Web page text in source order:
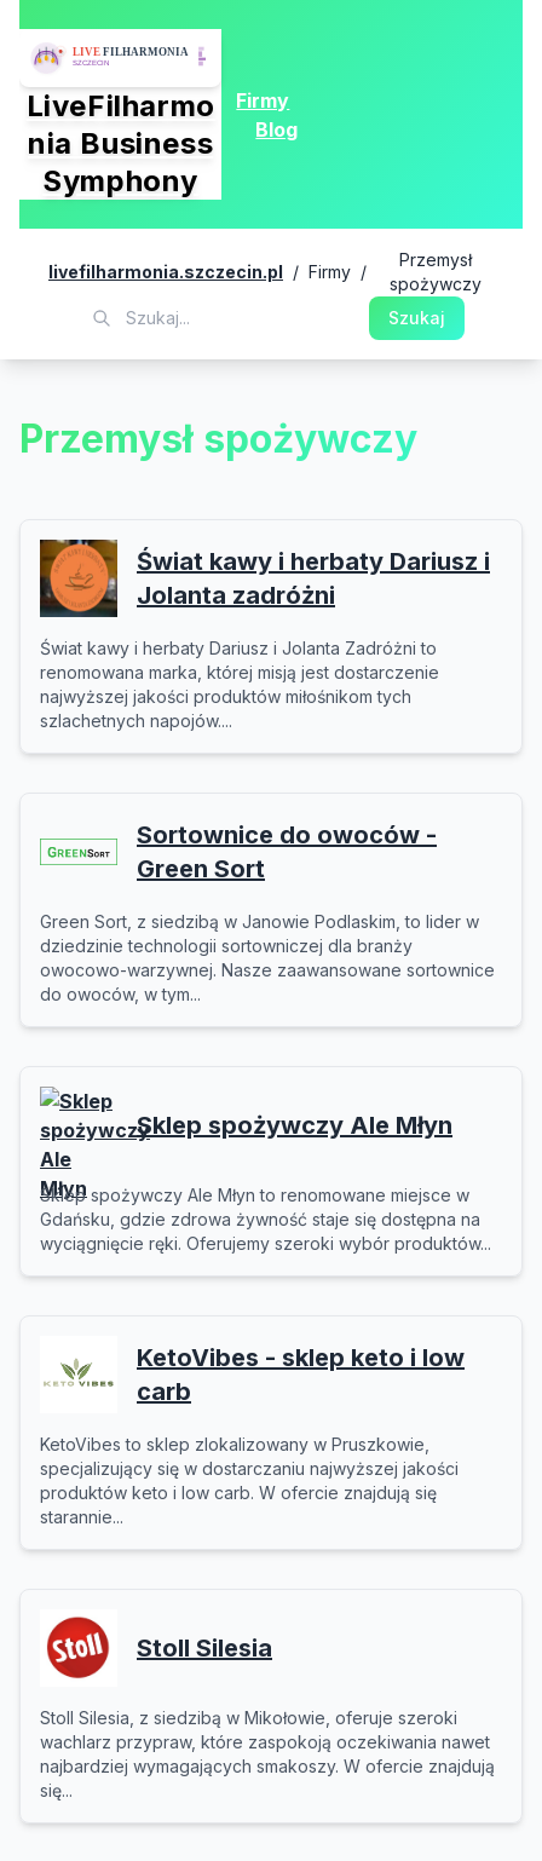
LiveFilharmo
nia Business
Symphony
Firmy
Blog
livefilharmonia.szczecin.pl / Firmy /
Przemysł
spożywczy
Szukaj
Przemysł spożywczy
Świat kawy i herbaty Dariusz i
Jolanta zadróżni
Świat kawy i herbaty Dariusz i Jolanta Zadróżni to
renomowana marka, której misją jest dostarczenie
najwyższej jakości produktów miłośnikom tych
szlachetnych napojów....
Sortownice do owoców -
Green Sort
Green Sort, z siedzibą w Janowie Podlaskim, to lider w
dziedzinie technologii sortowniczej dla branży
owocowo-warzywnej. Nasze zaawansowane sortownice
do owoców, w tym...
Sklep spożywczy Ale Młyn
Sklep spożywczy Ale Młyn to renomowane miejsce w
Gdańsku, gdzie zdrowa żywność staje się dostępna na
wyciągnięcie ręki. Oferujemy szeroki wybór produktów...
KetoVibes - sklep keto i low
carb
KetoVibes to sklep zlokalizowany w Pruszkowie,
specjalizujący się w dostarczaniu najwyższej jakości
produktów keto i low carb. W ofercie znajdują się
starannie...
Stoll Silesia
Stoll Silesia, z siedzibą w Mikołowie, oferuje szeroki
wachlarz przypraw, które zaspokoją oczekiwania nawet
najbardziej wymagających smakoszy. W ofercie znajdują
się...